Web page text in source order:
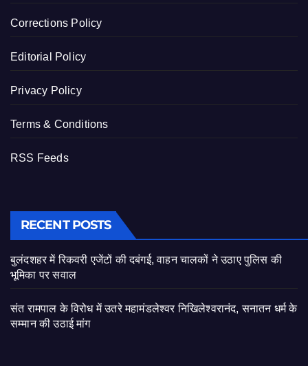
Corrections Policy
Editorial Policy
Privacy Policy
Terms & Conditions
RSS Feeds
RECENT POSTS
बुलंदशहर में रिकवरी एजेंटों की दबंगई, वाहन चालकों ने उठाए पुलिस की
भूमिका पर सवाल
संत रामपाल के विरोध में उतरे महामंडलेश्वर निखिलेश्वरानंद, सनातन धर्म के
सम्मान की उठाई मांग